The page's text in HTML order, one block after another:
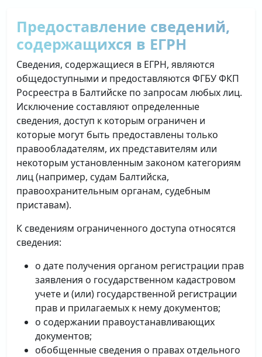
Предоставление сведений,
содержащихся в ЕГРН
Сведения, содержащиеся в ЕГРН, являются
общедоступными и предоставляются ФГБУ ФКП
Росреестра в Балтийске по запросам любых лиц.
Исключение составляют определенные
сведения, доступ к которым ограничен и
которые могут быть предоставлены только
правообладателям, их представителям или
некоторым установленным законом категориям
лиц (например, судам Балтийска,
правоохранительным органам, судебным
приставам).
К сведениям ограниченного доступа относятся
сведения:
о дате получения органом регистрации прав
заявления о государственном кадастровом
учете и (или) государственной регистрации
прав и прилагаемых к нему документов;
о содержании правоустанавливающих
документов;
обобщенные сведения о правах отдельного